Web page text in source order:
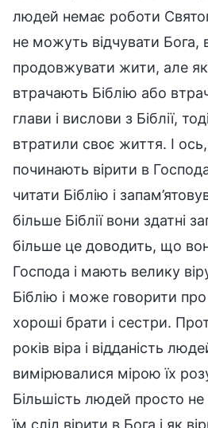
людей немає роботи
не можуть відчувати
продовжувати жити, але як
втрачають Біблію або
глави і вислови з Біблії,
втратили своє життя. І
починають вірити в
читати Біблію і
більше Біблії вони здатні
більше це доводить, що
Господа і мають велику
Біблію і може говорити
хороші брати і сестри.
років віра і відданість
вимірювалися мірою їх
Більшість людей просто
їм слід вірити в Бога і як